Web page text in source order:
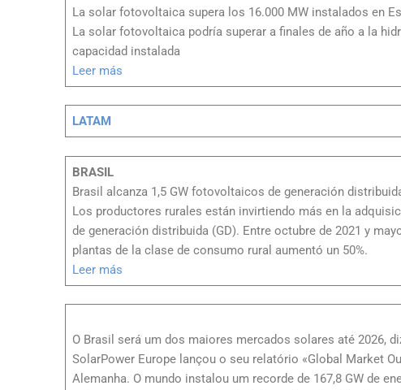
La solar fotovoltaica supera los 16.000 MW instalados en
La solar fotovoltaica podría superar a finales de año a la
capacidad instalada
Leer más
LATAM
BRASIL
Brasil alcanza 1,5 GW fotovoltaicos de generación
Los productores rurales están invirtiendo más en la
de generación distribuida (GD). Entre octubre de 2021 y
plantas de la clase de consumo rural aumentó un 50%.
Leer más
O Brasil será um dos maiores mercados solares até 2026,
SolarPower Europe lançou o seu relatório «Global Market
Alemanha. O mundo instalou um recorde de 167,8 GW de